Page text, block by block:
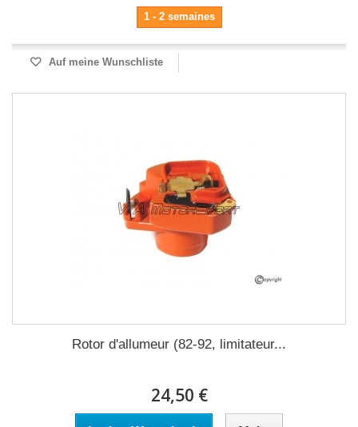
1 - 2 semaines
Auf meine Wunschliste
Rotor d'allumeur (82-92, limitateur...
24,50 €